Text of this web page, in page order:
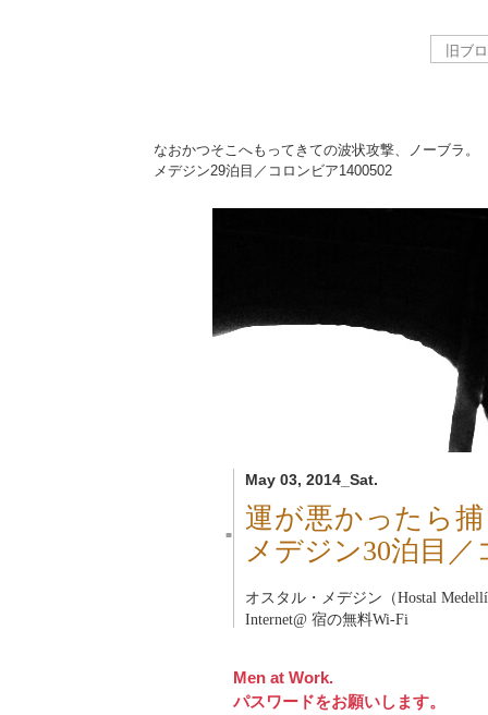
なおかつそこへもってきての波状攻撃、ノーブラ。
メデジン29泊目／コロンビア1400502
May 03, 2014_Sat.
■
運が悪かったら
メデジン30泊目
オスタル・メデジン（Hostal
Internet@ 宿の無料Wi-Fi
Men at Work.
パスワードをお願いします。